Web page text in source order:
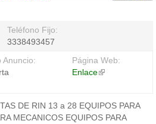
Teléfono Fijo:
3338493457
Anuncio:
Página Web:
Enlace(link
DE RIN 13 a 28 EQUIPOS PARA
MECANICOS EQUIPOS PARA